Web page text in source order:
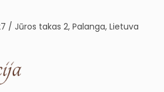
/ Jūros takas 2, Palanga, Lietuva